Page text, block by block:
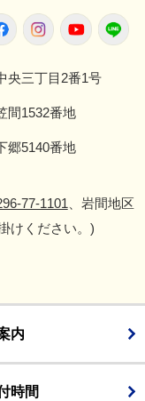
所FacebookInstagram
央三丁目2番1号
間1532番地
郷5140番地
77-1101 、岩間地区
けください。)
内
時間